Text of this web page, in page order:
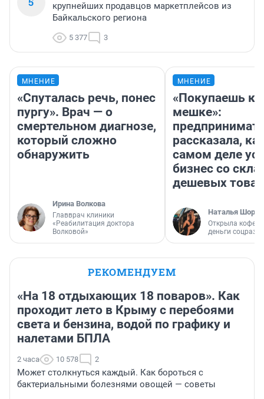
крупнейших продавцов маркетплейсов из
Байкальского региона
5 377 3
МНЕНИЕ
«Спуталась речь, понес
пургу». Врач — о
смертельном диагнозе,
который сложно
обнаружить
Ирина Волкова
Главврач клиники
«Реабилитация доктора
Волковой»
МНЕНИЕ
«Покупаешь
мешке»:
рассказала,
самом деле
бизнес со
дешевых
Наталья
Открыла
деньги
РЕКОМЕНДУЕМ
«На 18 отдыхающих 18 поваров». Как
проходит лето в Крыму с перебоями
света и бензина, водой по графику и
налетами БПЛА
2 часа 10 578 2
Может столкнуться каждый. Как бороться с
бактериальными болезнями овощей — советы